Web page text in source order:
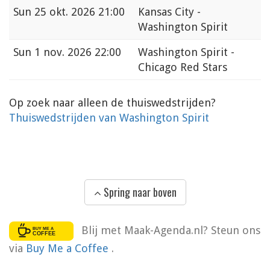
Sun 25 okt. 2026 21:00
Kansas City -
Washington Spirit
Sun 1 nov. 2026 22:00
Washington Spirit -
Chicago Red Stars
Op zoek naar alleen de thuiswedstrijden?
Thuiswedstrijden van Washington Spirit
Spring naar boven
Blij met Maak-Agenda.nl? Steun ons
via Buy Me a Coffee .